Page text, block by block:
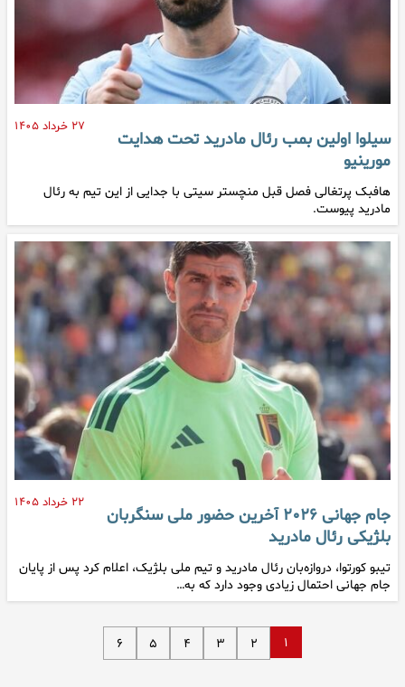
۲۷ خرداد ۱۴۰۵
سیلوا اولین بمب رئال مادرید تحت هدایت
مورینیو
هافبک پرتغالی فصل قبل منچستر سیتی با جدایی از این تیم به رئال
مادرید پیوست.
۲۲ خرداد ۱۴۰۵
جام جهانی ۲۰۲۶ آخرین حضور ملی سنگربان
بلژیکی رئال مادرید
تیبو کورتوا، دروازه‌بان رئال مادرید و تیم ملی بلژیک، اعلام کرد پس از پایان
جام جهانی احتمال زیادی وجود دارد که به…
۱ ۲ ۳ ۴ ۵ ۶